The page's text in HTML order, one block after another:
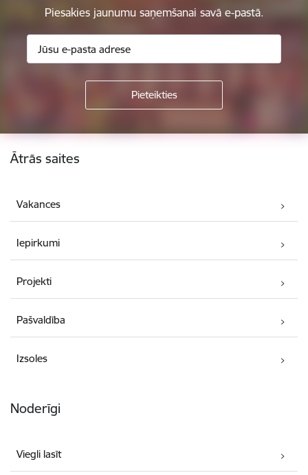
Piesakies jaunumu saņemšanai savā e-pastā.
Kājene
Ātrās saites
Vakances
Iepirkumi
Projekti
Pašvaldība
Izsoles
Noderīgi
Viegli lasīt